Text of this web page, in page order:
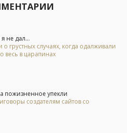
не дал...
грустных случаях, когда одалживали
весь в царапинах
пожизненное упекли
создателям сайтов со